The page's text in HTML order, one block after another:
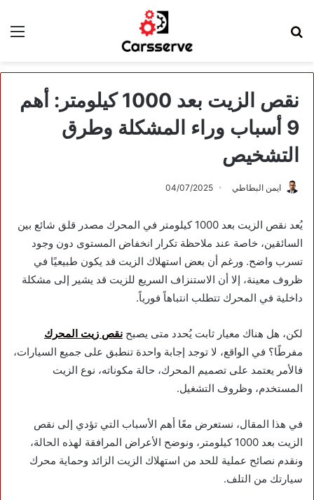
نقص الزيت بعد 1000 كيلومتر: أهم
9 أسباب وراء المشكلة وطرق
التشخيص
ايمن البطاطي 04/07/2025
يُعد نقص الزيت بعد 1000 كيلومتر في المحرك مصدر قلق شائع بين
السائقين، خاصة عند ملاحظة تكرار انخفاض المستوى دون وجود
تسرب واضح. ورغم أن بعض استهلاك الزيت قد يكون طبيعيًا في
ظروف معينة، إلا أن الاستنزاف السريع للزيت قد يشير إلى مشكلة
داخلية في المحرك تتطلب انتباهاً فورياً.
لكن، هل هناك معيار ثابت يُحدد متى يصبح نقص زيت المحرك
مفرطًا؟ في الواقع، لا توجد إجابة واحدة تنطبق على جميع السيارات،
فالأمر يعتمد على تصميم المحرك، حالة مكوناته، نوع الزيت
المستخدم، وظروف التشغيل.
في هذا المقال، نستعرض معًا أهم الأسباب التي تؤدي إلى نقص
الزيت بعد 1000 كيلومتر، ونوضح الأعراض المرافقة لهذه الحالة،
ونقدم نصائح عملية للحد من استهلاك الزيت الزائد وحماية محرك
سيارتك من التلف.